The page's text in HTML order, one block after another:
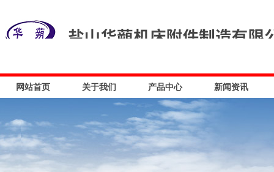
网站首页 关于我们 产品中心 新闻资讯